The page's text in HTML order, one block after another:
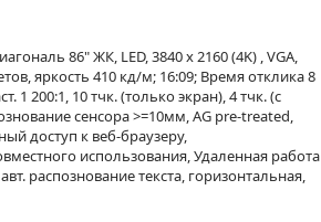
86" ЖК, LED, 3840 x 2160 (4K) , VGA,
яркость 410 кд/м; 16:09; Время отклика 8
1 200:1, 10 тчк. (только экран), 4 тчк. (с
сенсора >=10мм, AG pre-treated,
доступ к веб-браузеру,
использования, Удаленная работа
распознование текста, горизонтальная,